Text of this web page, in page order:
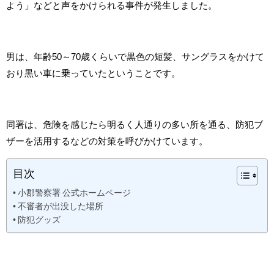
よう」などと声をかけられる事件が発生しました。
男は、年齢50～70歳くらいで黒色の短髪、サングラスをかけて
おり黒い車に乗っていたということです。
同署は、危険を感じたら明るく人通りの多い所を通る、防犯ブ
ザーを活用するなどの対策を呼びかけています。
目次
小郡警察署 公式ホームページ
不審者が出没した場所
防犯グッズ